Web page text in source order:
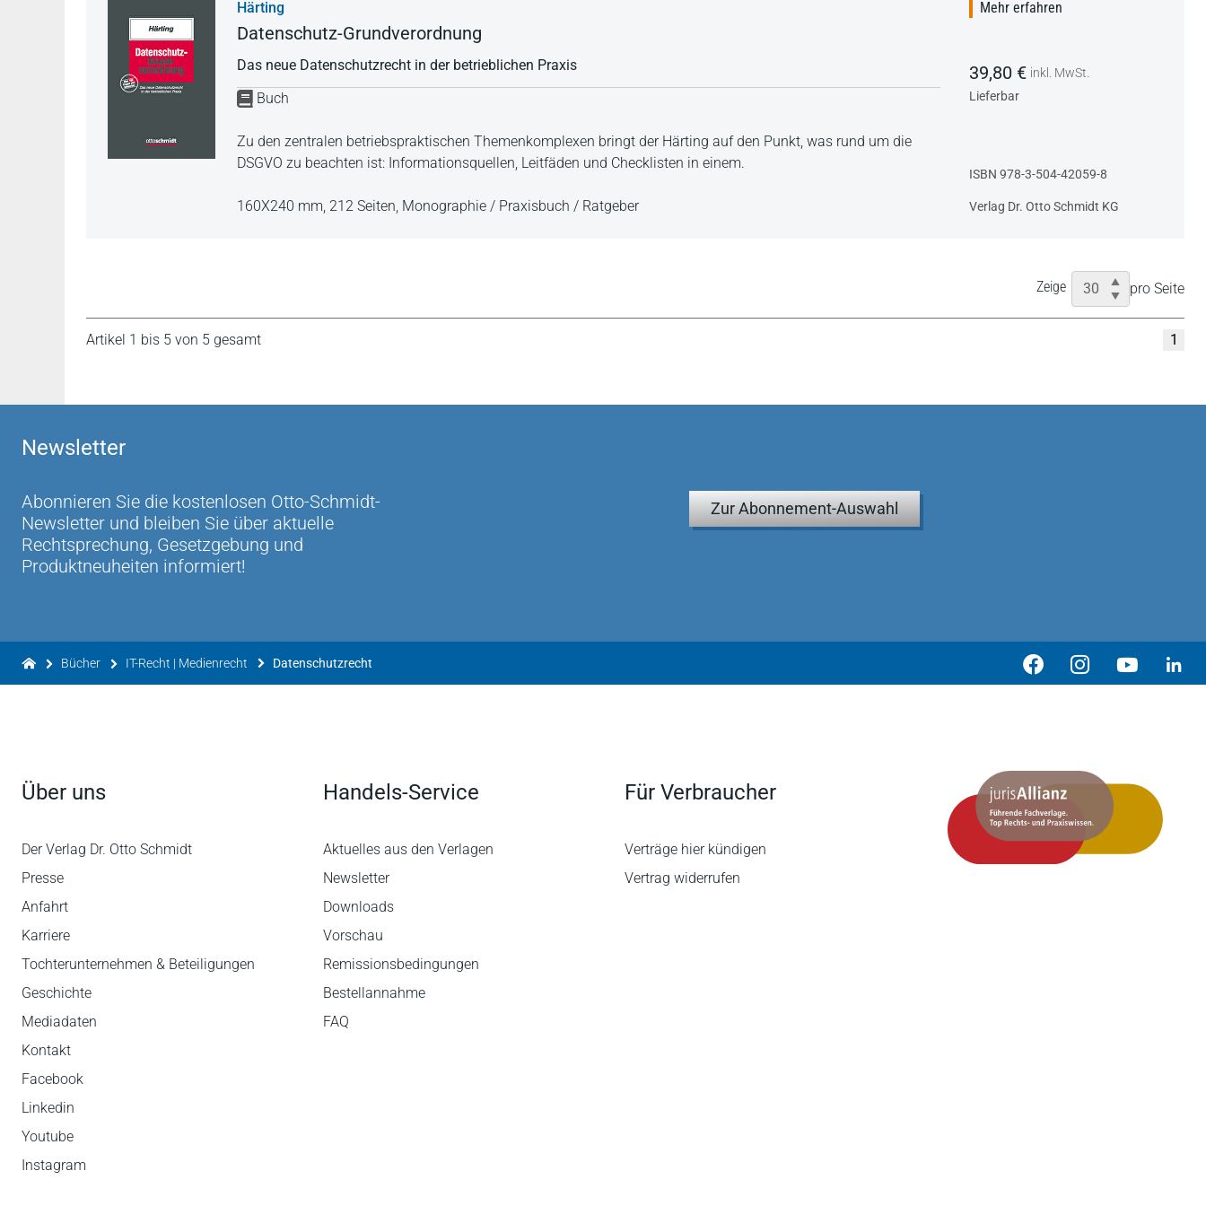
Härting
Datenschutz-Grundverordnung
Das neue Datenschutzrecht in der betrieblichen Praxis
Buch
Zu den zentralen betriebspraktischen Themenkomplexen bringt der Härting auf den Punkt, was rund um die
DSGVO zu beachten ist: Informationsquellen, Leitfäden und Checklisten in einem.
160X240 mm, 212 Seiten, Monographie / Praxisbuch / Ratgeber
Mehr erfahren
39,80 € inkl. MwSt.
Lieferbar
ISBN 978-3-504-42059-8
Verlag Dr. Otto Schmidt KG
Zeige pro Seite
Artikel 1 bis 5 von 5 gesamt 1
Newsletter
Abonnieren Sie die kostenlosen Otto-Schmidt-
Newsletter und bleiben Sie über aktuelle
Rechtsprechung, Gesetzgebung und
Produktneuheiten informiert!
Zur Abonnement-Auswahl
Bücher IT-Recht | Medienrecht Datenschutzrecht
Über uns
Der Verlag Dr. Otto Schmidt
Presse
Anfahrt
Karriere
Tochterunternehmen & Beteiligungen
Geschichte
Mediadaten
Kontakt
Facebook
Linkedin
Youtube
Instagram
Handels-Service
Aktuelles aus den Verlagen
Newsletter
Downloads
Vorschau
Remissionsbedingungen
Bestellannahme
FAQ
Für Verbraucher
Verträge hier kündigen
Vertrag widerrufen